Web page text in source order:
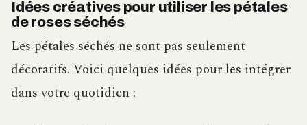
Idées créatives pour utiliser les pétales
de roses séchés
Les pétales séchés ne sont pas seulement
décoratifs. Voici quelques idées pour les intégrer
dans votre quotidien :